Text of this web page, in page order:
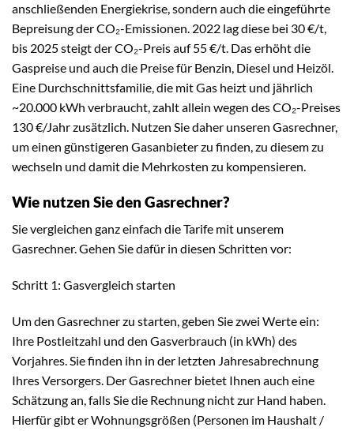
anschließenden Energiekrise, sondern auch die eingeführte
Bepreisung der CO₂-Emissionen. 2022 lag diese bei 30 €/t,
bis 2025 steigt der CO₂-Preis auf 55 €/t. Das erhöht die
Gaspreise und auch die Preise für Benzin, Diesel und Heizöl.
Eine Durchschnittsfamilie, die mit Gas heizt und jährlich
~20.000 kWh verbraucht, zahlt allein wegen des CO₂-Preises
130 €/Jahr zusätzlich. Nutzen Sie daher unseren Gasrechner,
um einen günstigeren Gasanbieter zu finden, zu diesem zu
wechseln und damit die Mehrkosten zu kompensieren.
Wie nutzen Sie den Gasrechner?
Sie vergleichen ganz einfach die Tarife mit unserem
Gasrechner. Gehen Sie dafür in diesen Schritten vor:
Schritt 1: Gasvergleich starten
Um den Gasrechner zu starten, geben Sie zwei Werte ein:
Ihre Postleitzahl und den Gasverbrauch (in kWh) des
Vorjahres. Sie finden ihn in der letzten Jahresabrechnung
Ihres Versorgers. Der Gasrechner bietet Ihnen auch eine
Schätzung an, falls Sie die Rechnung nicht zur Hand haben.
Hierfür gibt er Wohnungsgrößen (Personen im Haushalt /